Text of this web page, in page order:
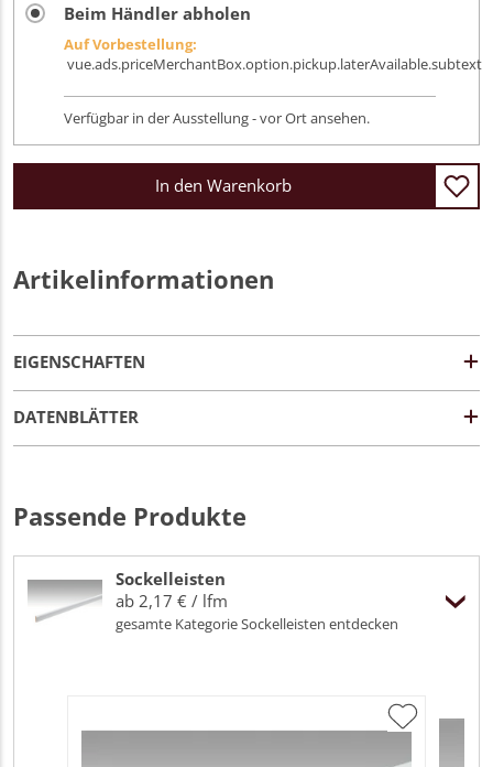
Beim Händler abholen
Auf Vorbestellung:
vue.ads.priceMerchantBox.option.pickup.laterAvailable.subtext
Verfügbar in der Ausstellung - vor Ort ansehen.
In den Warenkorb
Artikelinformationen
EIGENSCHAFTEN
DATENBLÄTTER
Passende Produkte
Sockelleisten
ab 2,17 € / lfm
gesamte Kategorie Sockelleisten entdecken